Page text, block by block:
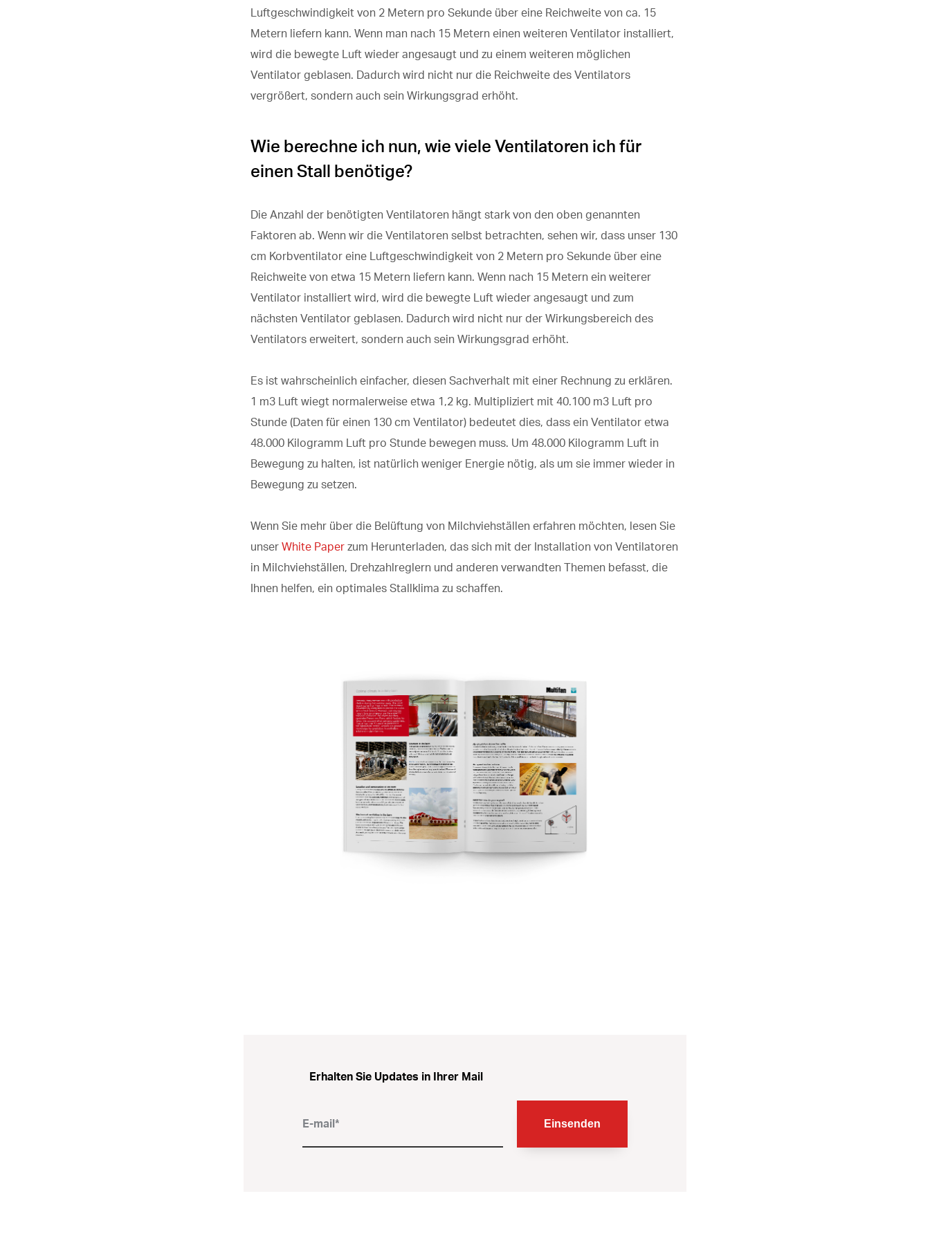
Luftgeschwindigkeit von 2 Metern pro Sekunde über eine Reichweite von ca. 15
Metern liefern kann. Wenn man nach 15 Metern einen weiteren Ventilator installiert,
wird die bewegte Luft wieder angesaugt und zu einem weiteren möglichen
Ventilator geblasen. Dadurch wird nicht nur die Reichweite des Ventilators
vergrößert, sondern auch sein Wirkungsgrad erhöht.
Wie berechne ich nun, wie viele Ventilatoren ich für
einen Stall benötige?
Die Anzahl der benötigten Ventilatoren hängt stark von den oben genannten
Faktoren ab. Wenn wir die Ventilatoren selbst betrachten, sehen wir, dass unser 130
cm Korbventilator eine Luftgeschwindigkeit von 2 Metern pro Sekunde über eine
Reichweite von etwa 15 Metern liefern kann. Wenn nach 15 Metern ein weiterer
Ventilator installiert wird, wird die bewegte Luft wieder angesaugt und zum
nächsten Ventilator geblasen. Dadurch wird nicht nur der Wirkungsbereich des
Ventilators erweitert, sondern auch sein Wirkungsgrad erhöht.
Es ist wahrscheinlich einfacher, diesen Sachverhalt mit einer Rechnung zu erklären.
1 m3 Luft wiegt normalerweise etwa 1,2 kg. Multipliziert mit 40.100 m3 Luft pro
Stunde (Daten für einen 130 cm Ventilator) bedeutet dies, dass ein Ventilator etwa
48.000 Kilogramm Luft pro Stunde bewegen muss. Um 48.000 Kilogramm Luft in
Bewegung zu halten, ist natürlich weniger Energie nötig, als um sie immer wieder in
Bewegung zu setzen.
Wenn Sie mehr über die Belüftung von Milchviehställen erfahren möchten, lesen Sie
unser White Paper zum Herunterladen, das sich mit der Installation von Ventilatoren
in Milchviehställen, Drehzahlreglern und anderen verwandten Themen befasst, die
Ihnen helfen, ein optimales Stallklima zu schaffen.
Erhalten Sie Updates in Ihrer Mail